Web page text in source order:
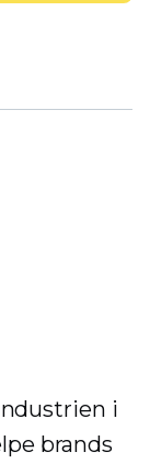
i
brands